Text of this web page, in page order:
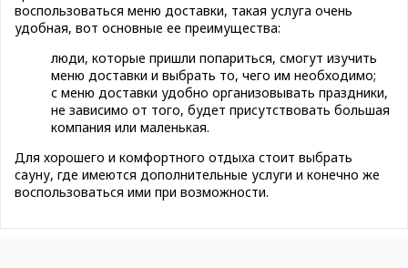
воспользоваться меню доставки, такая услуга очень
удобная, вот основные ее преимущества:
люди, которые пришли попариться, смогут изучить
меню доставки и выбрать то, чего им необходимо;
с меню доставки удобно организовывать праздники,
не зависимо от того, будет присутствовать большая
компания или маленькая.
Для хорошего и комфортного отдыха стоит выбрать
сауну, где имеются дополнительные услуги и конечно же
воспользоваться ими при возможности.